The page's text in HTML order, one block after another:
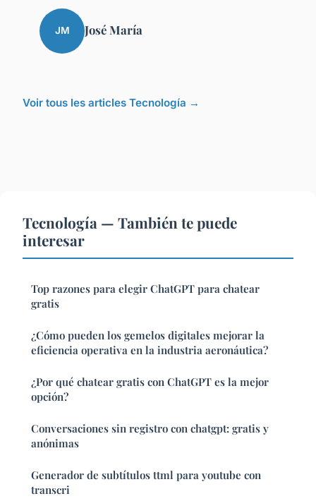
JM José María
Voir tous les articles Tecnología →
Tecnología — También te puede
interesar
Top razones para elegir ChatGPT para chatear
gratis
¿Cómo pueden los gemelos digitales mejorar la
eficiencia operativa en la industria aeronáutica?
¿Por qué chatear gratis con ChatGPT es la mejor
opción?
Conversaciones sin registro con chatgpt: gratis y
anónimas
Generador de subtítulos ttml para youtube con
transcri